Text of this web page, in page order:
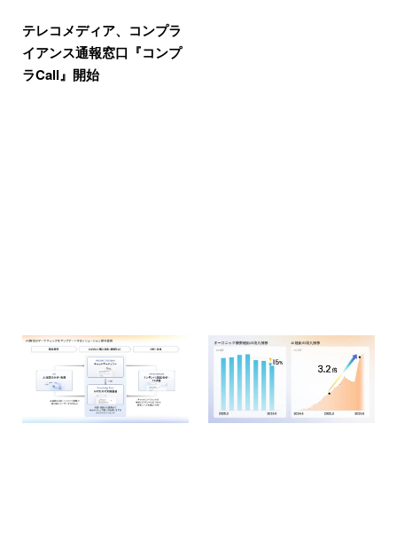
テレコメディア、コンプラ
イアンス通報窓口『コンプ
ラCall』開始